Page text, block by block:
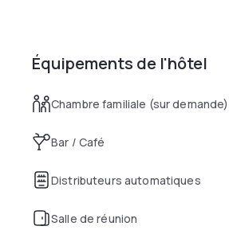
Équipements de l'hôtel
Chambre familiale (sur demande)
Bar / Café
Distributeurs automatiques
Salle de réunion